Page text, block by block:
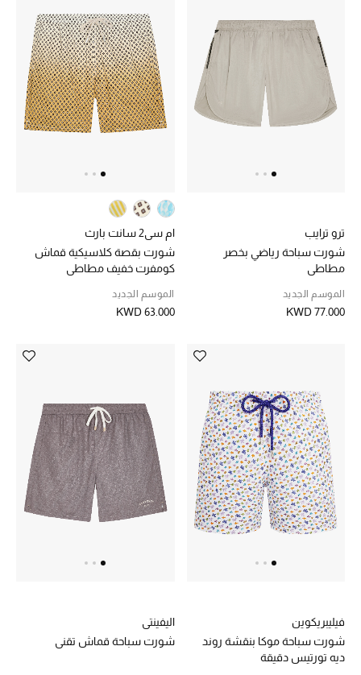
أبرز الحقائب
تسوقوا الحقائب
الأحذية
تشكيلة الأحذية
الأحذية الرجالية
أحذية للأطفال
أحذية مختارة
تسوقوا الأحذية
الجمال
الجديد في عالم الجمال
الأكثر مبيعاً
ترو ترايب
شورت سباحة رياضي بخصر
مطاطي
الموسم الجديد
KWD 77.000
ام سي2 سانت بارث
شورت بقصة كلاسيكية قماش
كومفرت خفيف مطاطي
الموسم الجديد
KWD 63.000
فيليبريكوين
شورت سباحة موكا بنقشة روند
ديه تورتيس دقيقة
اليفينتي
شورت سباحة قماش تقني